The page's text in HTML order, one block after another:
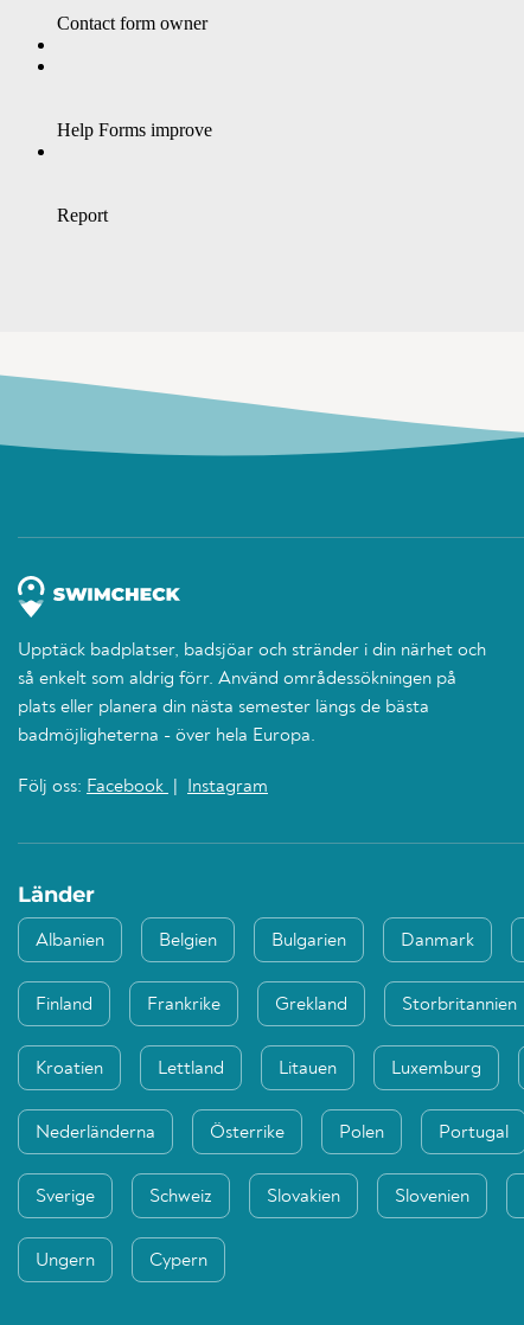
Upptäck badplatser, badsjöar och stränder i din närhet och
så enkelt som aldrig förr. Använd områdessökningen på
plats eller planera din nästa semester längs de bästa
badmöjligheterna - över hela Europa.
Följ oss: Facebook Instagram
Länder
Albanien Belgien Bulgarien Danmark
Finland Frankrike Grekland Storbritannien
Kroatien Lettland Litauen Luxemburg
Nederländerna Österrike Polen Portugal
Sverige Schweiz Slovakien Slovenien
Ungern Cypern